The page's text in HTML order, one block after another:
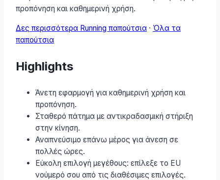
προπόνηση και καθημερινή χρήση.
Δες περισσότερα Running παπούτσια · Όλα τα
παπούτσια
Highlights
Άνετη εφαρμογή για καθημερινή χρήση και
προπόνηση.
Σταθερό πάτημα με αντικραδασμική στήριξη
στην κίνηση.
Αναπνεύσιμο επάνω μέρος για άνεση σε
πολλές ώρες.
Εύκολη επιλογή μεγέθους: επίλεξε το EU
νούμερό σου από τις διαθέσιμες επιλογές.